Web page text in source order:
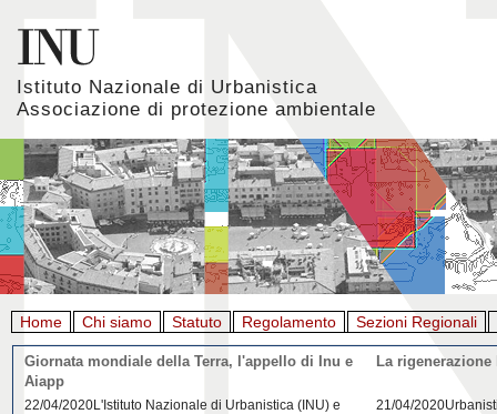
Istituto Nazionale di Urbanistica
Associazione di protezione ambientale
Home Chi siamo Statuto Regolamento Sezioni Regionali
Giornata mondiale della Terra, l'appello di Inu e
Aiapp
22/04/2020L'Istituto Nazionale di Urbanistica (INU) e
La
21/04/